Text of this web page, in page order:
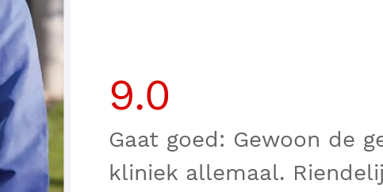
9.0
Gaat goed: Gewoon de
kliniek allemaal.